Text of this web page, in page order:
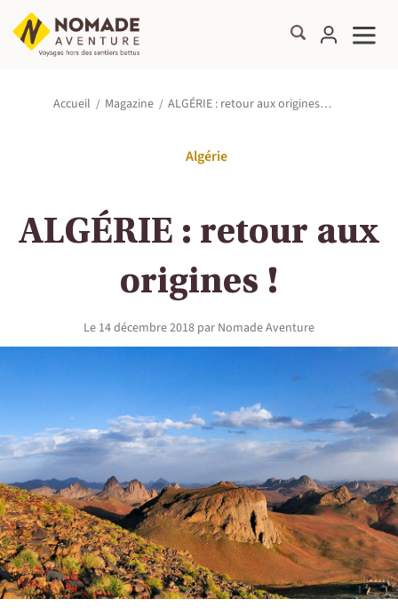
Accueil Magazine ALGÉRIE : retour aux origines…
Algérie
ALGÉRIE : retour aux
origines !
Le 14 décembre 2018 par Nomade Aventure